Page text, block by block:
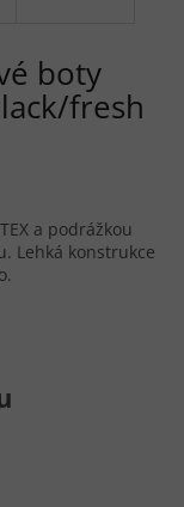
boty
fresh
a podrážkou
Lehká konstrukce